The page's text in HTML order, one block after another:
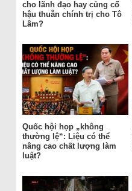
cho lãnh đạo hay củng cố
hậu thuẫn chính trị cho Tô
Lâm?
Quốc hội họp „không
thường lệ“: Liệu có thể
nâng cao chất lượng làm
luật?